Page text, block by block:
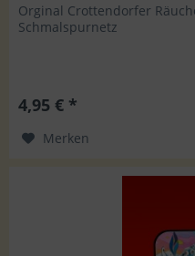
Orginal Crottendorfer
Schmalspurnetz
4,95 € *
Merken